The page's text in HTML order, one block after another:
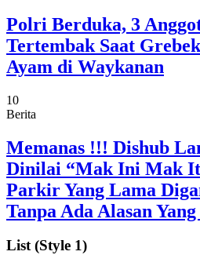
Polri Berduka, 3
Tertembak Saat
Ayam di Waykanan
10
Berita
Memanas !!! Dishub
Dinilai “Mak Ini Mak
Parkir Yang Lama
Tanpa Ada Alasan Yang
List (Style 1)